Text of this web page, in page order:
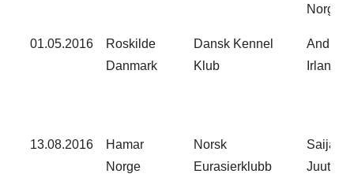
Norge​
01.05.2016​
Roskilde
Danmark​
Dansk Kennel
Klub
Andrew
Irland​
13.08.2016​
​Hamar
Norge
Norsk
Eurasierklubb​
Saija